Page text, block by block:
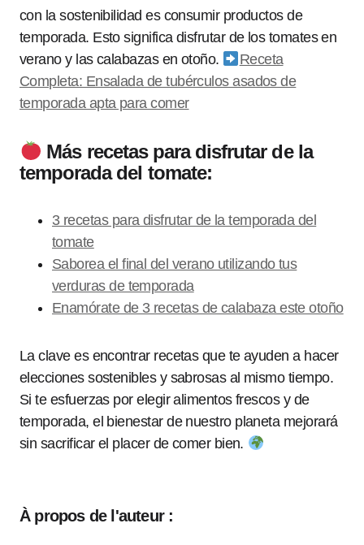
con la sostenibilidad es consumir productos de
temporada. Esto significa disfrutar de los tomates en
verano y las calabazas en otoño.
Receta
Completa: Ensalada de tubérculos asados ​​de
temporada apta para comer
Más recetas para disfrutar de la
temporada del tomate:
3 recetas para disfrutar de la temporada del
tomate
Saborea el final del verano utilizando tus
verduras de temporada
Enamórate de 3 recetas de calabaza este otoño
La clave es encontrar recetas que te ayuden a hacer
elecciones sostenibles y sabrosas al mismo tiempo.
Si te esfuerzas por elegir alimentos frescos y de
temporada, el bienestar de nuestro planeta mejorará
sin sacrificar el placer de comer bien.
À propos de l'auteur :